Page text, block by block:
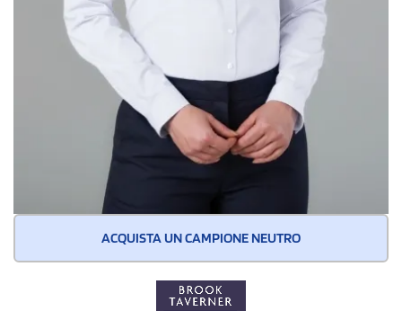
ACQUISTA UN CAMPIONE NEUTRO